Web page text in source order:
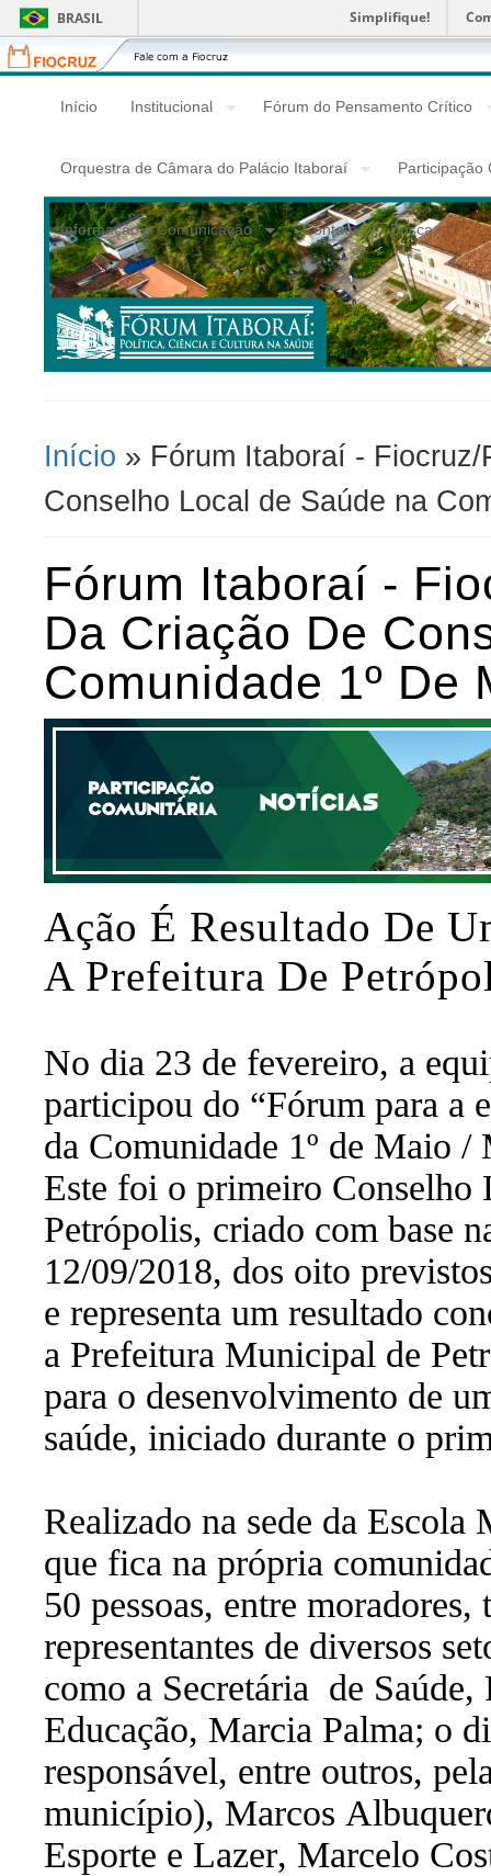
BRASIL Simplifique!
Fiocruz
Fale
com
Fiocruz
Início Institucional Fórum do Pensamento Crítico
Orquestra de Câmara do Palácio Itaboraí Participação
Informação e Comunicação Contato Busca
Você Está Aqui
Início » Fórum Itaboraí -
Conselho Local de Saúde na
Fórum Itaboraí -
Da Criação De
Comunidade 1º De
Ação É Resultado De
A Prefeitura De
No dia 23 de fevereiro, a
participou do “Fórum para a
da Comunidade 1º de Maio /
Este foi o primeiro Conselho
Petrópolis, criado com base
12/09/2018, dos oito
e representa um resultado
a Prefeitura Municipal de
para o desenvolvimento de
saúde, iniciado durante o
Realizado na sede da
que fica na própria
50 pessoas, entre
representantes de diversos
como a Secretária de Saúde,
Educação, Marcia Palma; o
responsável, entre outros,
município), Marcos
Esporte e Lazer, Marcelo